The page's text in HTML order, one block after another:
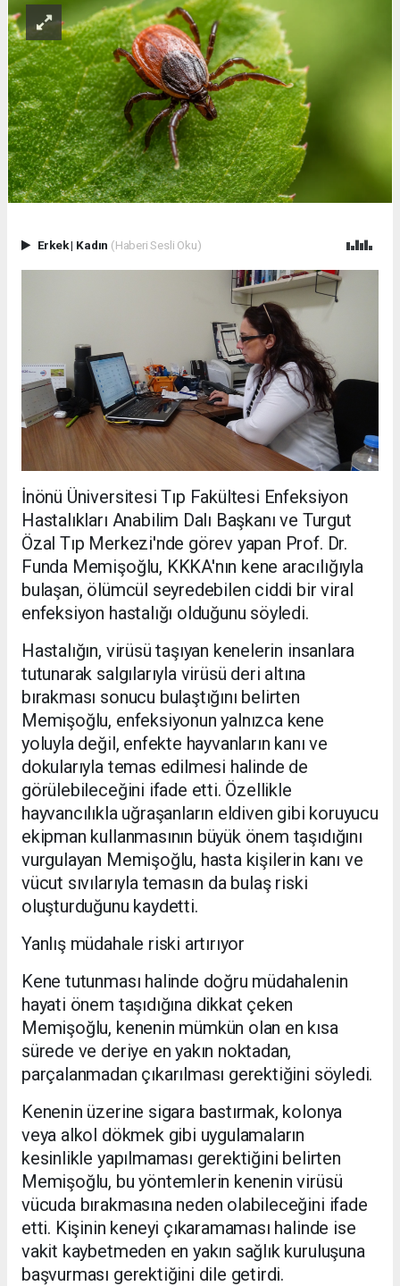
Erkek| Kadın (Haberi Sesli Oku)
İnönü Üniversitesi Tıp Fakültesi Enfeksiyon
Hastalıkları Anabilim Dalı Başkanı ve Turgut
Özal Tıp Merkezi'nde görev yapan Prof. Dr.
Funda Memişoğlu, KKKA'nın kene aracılığıyla
bulaşan, ölümcül seyredebilen ciddi bir viral
enfeksiyon hastalığı olduğunu söyledi.
Hastalığın, virüsü taşıyan kenelerin insanlara
tutunarak salgılarıyla virüsü deri altına
bırakması sonucu bulaştığını belirten
Memişoğlu, enfeksiyonun yalnızca kene
yoluyla değil, enfekte hayvanların kanı ve
dokularıyla temas edilmesi halinde de
görülebileceğini ifade etti. Özellikle
hayvancılıkla uğraşanların eldiven gibi koruyucu
ekipman kullanmasının büyük önem taşıdığını
vurgulayan Memişoğlu, hasta kişilerin kanı ve
vücut sıvılarıyla temasın da bulaş riski
oluşturduğunu kaydetti.
Yanlış müdahale riski artırıyor
Kene tutunması halinde doğru müdahalenin
hayati önem taşıdığına dikkat çeken
Memişoğlu, kenenin mümkün olan en kısa
sürede ve deriye en yakın noktadan,
parçalanmadan çıkarılması gerektiğini söyledi.
Kenenin üzerine sigara bastırmak, kolonya
veya alkol dökmek gibi uygulamaların
kesinlikle yapılmaması gerektiğini belirten
Memişoğlu, bu yöntemlerin kenenin virüsü
vücuda bırakmasına neden olabileceğini ifade
etti. Kişinin keneyi çıkaramaması halinde ise
vakit kaybetmeden en yakın sağlık kuruluşuna
başvurması gerektiğini dile getirdi.